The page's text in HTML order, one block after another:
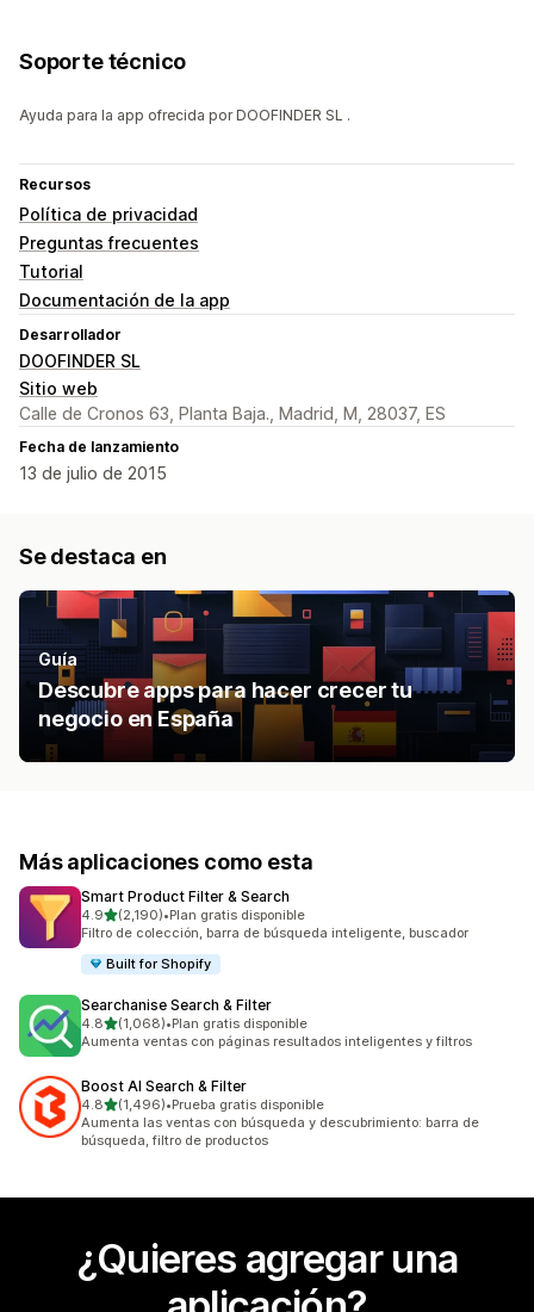
Soporte técnico
Ayuda para la app ofrecida por DOOFINDER SL .
Recursos
Política de privacidad
Preguntas frecuentes
Tutorial
Documentación de la app
Desarrollador
DOOFINDER SL
Sitio web
Calle de Cronos 63, Planta Baja., Madrid, M, 28037, ES
Fecha de lanzamiento
13 de julio de 2015
Se destaca en
Guía
Descubre apps para hacer crecer tu
negocio en España
Más aplicaciones como esta
Smart Product Filter & Search
4.9de 5 estrellas
(2,190)
2190 reseñas en total
•Plan gratis disponible
Filtro de colección, barra de búsqueda inteligente, buscador
Built for Shopify
Searchanise Search & Filter
4.8de 5 estrellas
(1,068)
1068 reseñas en total
•Plan gratis disponible
Aumenta ventas con páginas resultados inteligentes y filtros
Boost AI Search & Filter
4.8de 5 estrellas
(1,496)
1496 reseñas en total
•Prueba gratis disponible
Aumenta las ventas con búsqueda y descubrimiento: barra de
búsqueda, filtro de productos
¿Quieres agregar una